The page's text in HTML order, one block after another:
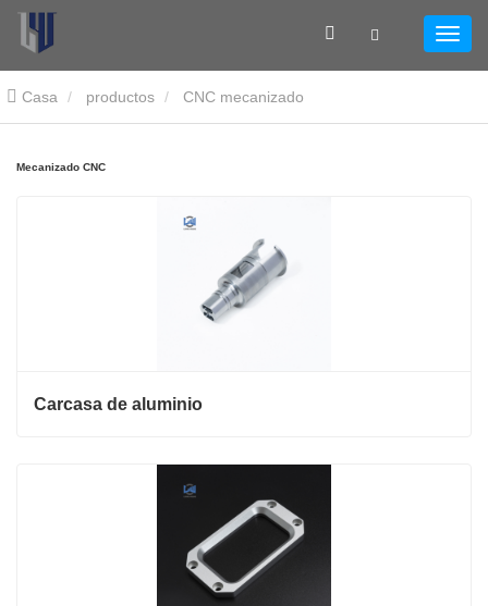
Casa productos CNC mecanizado
Mecanizado CNC
Carcasa de aluminio